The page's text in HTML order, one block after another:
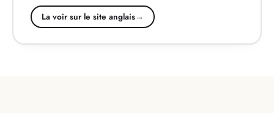
La voir sur le site anglais→